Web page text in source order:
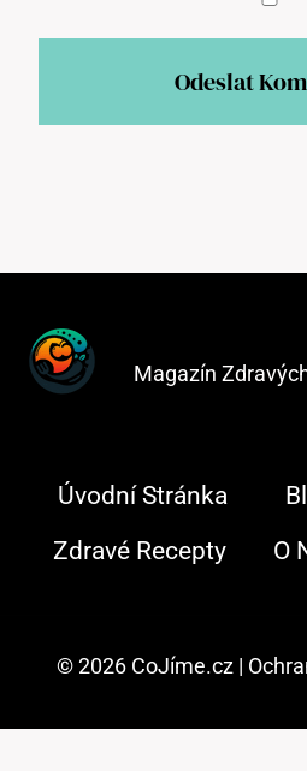
Magazín
Úvodní Stránka
Zdravé Recepty
O
© 2026 CoJíme.cz |